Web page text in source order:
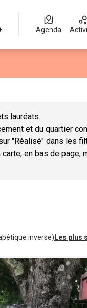
Agenda
lauréats.
et du quartier
"Réalisé" dans les
en bas de page,
inverse) Les plus